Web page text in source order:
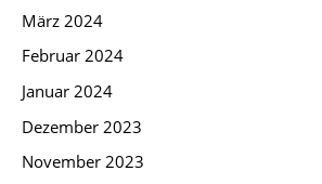
März 2024
Februar 2024
Januar 2024
Dezember 2023
November 2023